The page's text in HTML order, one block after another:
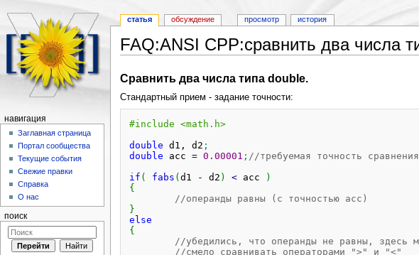
FAQ:ANSI CPP:сравнить два числа
Сравнить два числа типа double.
Стандартный прием - задание точности:
#include <math.h>
double d1, d2 ;
double acc = 0.00001 ; //требуемая точность сравнения
if ( fabs (d1 - d2 ) < acc
)
{
//операнды равны (с точностью acc)
}
else
{
//убедились, что операнды не равны, здесь
//смело сравнивать операторами ">" и "<"
статья обсуждение просмотр история
навигация
Заглавная страница
Портал сообщества
Текущие события
Свежие правки
Справка
О нас
поиск